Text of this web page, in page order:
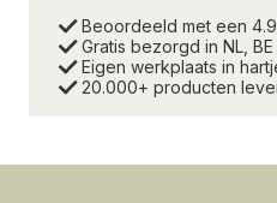
Beoordeeld met een
Gratis bezorgd in NL,
Eigen werkplaats in
20.000+ producten